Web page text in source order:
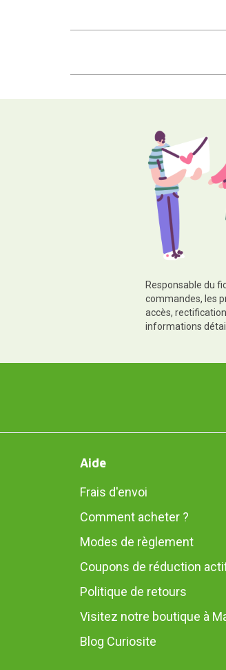
Responsable du
commandes, les
accès,
informations
Aide
Frais d'envoi
Comment acheter ?
Modes de règlement
Coupons de réduction
Politique de retours
Visitez notre boutique à
Blog Curiosite